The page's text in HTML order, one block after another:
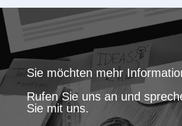
Sie möchten mehr
Rufen Sie uns an und
Sie mit uns.